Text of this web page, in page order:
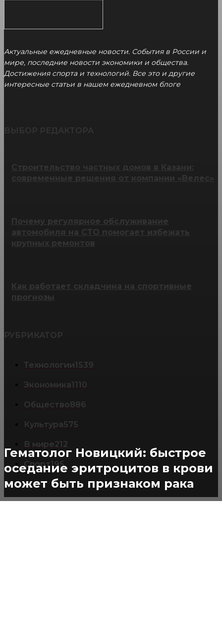
Гематолог Новицкий: быстрое
оседание эритроцитов в крови
может быть признаком рака
Актуальные ежедневные новости. События в России и
мире, последние новости экономики и общества.
Достижения спорта и технологий. Все это и другие
интересные статьи в нашем ежедневном блоге
Почему регулярное обслуживание
автомобиля на СТО помогает избежать
крупных ремонтов
Как работает складчина на спортивные
прогнозы
РУБРИКАТОР
Технологии1539
Экономика1110
Общество886
Культура575
В мире212
Спорт195